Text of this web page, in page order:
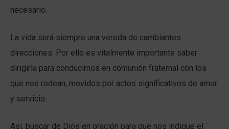
necesario.
La vida será siempre una vereda de cambiantes
direcciones. Por ello es vitalmente importante saber
dirigirla para conducirnos en comunión fraternal con los
que nos rodean, movidos por actos significativos de amor
y servicio.
Así, buscar de Dios en oración para que nos indique el